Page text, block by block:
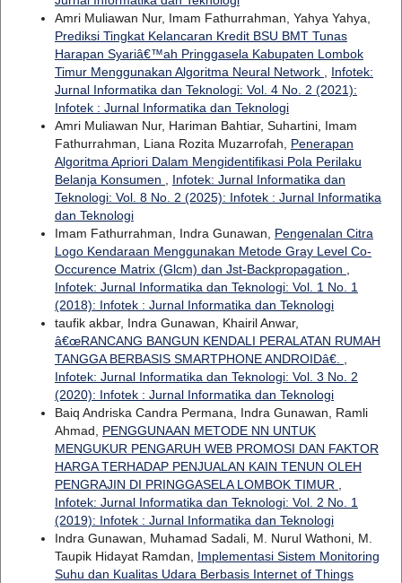
Amri Muliawan Nur, Imam Fathurrahman, Yahya Yahya,
Prediksi Tingkat Kelancaran Kredit BSU BMT Tunas
Harapan Syariâ€™ah Pringgasela Kabupaten Lombok
Timur Menggunakan Algoritma Neural Network
Infotek:
Jurnal Informatika dan Teknologi: Vol. 4 No. 2 (2021):
Infotek : Jurnal Informatika dan Teknologi
Amri Muliawan Nur, Hariman Bahtiar, Suhartini, Imam
Fathurrahman, Liana Rozita Muzarrofah, Penerapan
Algoritma Apriori Dalam Mengidentifikasi Pola Perilaku
Belanja Konsumen
Infotek: Jurnal Informatika dan
Teknologi: Vol. 8 No. 2 (2025): Infotek : Jurnal Informatika
dan Teknologi
Imam Fathurrahman, Indra Gunawan, Pengenalan Citra
Logo Kendaraan Menggunakan Metode Gray Level Co-
Occurence Matrix (Glcm) dan Jst-Backpropagation
Infotek: Jurnal Informatika dan Teknologi: Vol. 1 No. 1
(2018): Infotek : Jurnal Informatika dan Teknologi
taufik akbar, Indra Gunawan, Khairil Anwar,
â€œRANCANG BANGUN KENDALI PERALATAN RUMAH
TANGGA BERBASIS SMARTPHONE ANDROIDâ€.
Infotek: Jurnal Informatika dan Teknologi: Vol. 3 No. 2
(2020): Infotek : Jurnal Informatika dan Teknologi
Baiq Andriska Candra Permana, Indra Gunawan, Ramli
Ahmad, PENGGUNAAN METODE NN UNTUK
MENGUKUR PENGARUH WEB PROMOSI DAN FAKTOR
HARGA TERHADAP PENJUALAN KAIN TENUN OLEH
PENGRAJIN DI PRINGGASELA LOMBOK TIMUR
Infotek: Jurnal Informatika dan Teknologi: Vol. 2 No. 1
(2019): Infotek : Jurnal Informatika dan Teknologi
Indra Gunawan, Muhamad Sadali, M. Nurul Wathoni, M.
Taupik Hidayat Ramdan, Implementasi Sistem Monitoring
Suhu dan Kualitas Udara Berbasis Internet of Things